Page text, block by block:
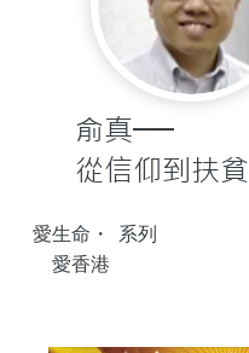
俞真──
從信仰到扶貧
愛生命・
愛香港
系列